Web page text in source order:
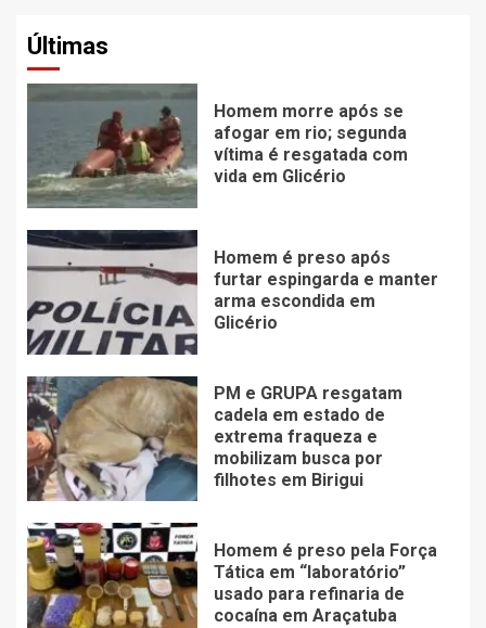
Últimas
Homem morre após se
afogar em rio; segunda
vítima é resgatada com
vida em Glicério
Homem é preso após
furtar espingarda e manter
arma escondida em
Glicério
PM e GRUPA resgatam
cadela em estado de
extrema fraqueza e
mobilizam busca por
filhotes em Birigui
Homem é preso pela Força
Tática em “laboratório”
usado para refinaria de
cocaína em Araçatuba